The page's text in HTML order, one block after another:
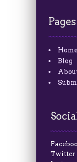
Pages
Home
Blog
Twitter